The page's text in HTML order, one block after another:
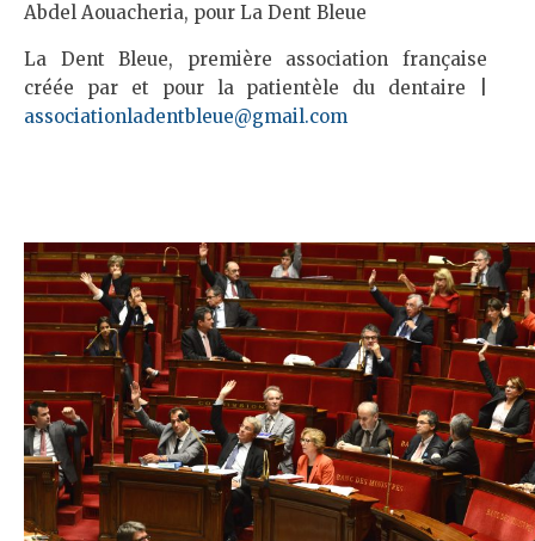
Abdel Aouacheria, pour La Dent Bleue
La Dent Bleue, première association française
créée par et pour la patientèle du dentaire |
associationladentbleue@gmail.com